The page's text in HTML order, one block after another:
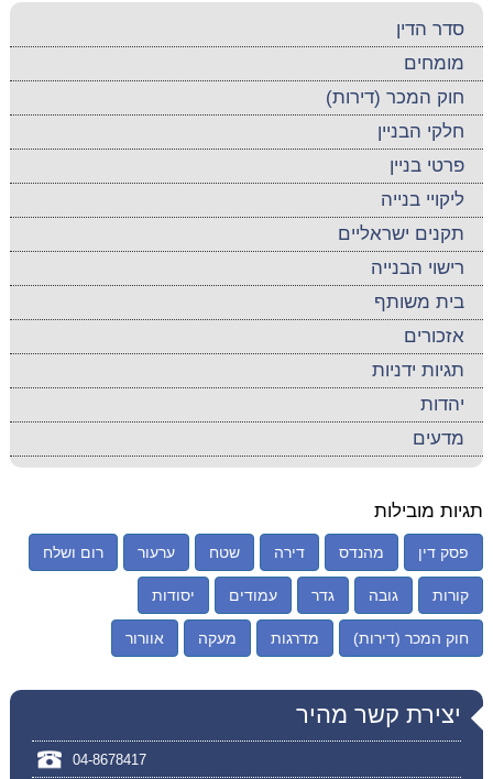
סדר הדין
מומחים
חוק המכר (דירות)
חלקי הבניין
פרטי בניין
ליקויי בנייה
תקנים ישראליים
רישוי הבנייה
בית משותף
אזכורים
תגיות ידניות
יהדות
מדעים
תגיות מובילות
פסק דין מהנדס דירה שטח ערעור רום ושלח
קורות גובה גדר עמודים יסודות
חוק המכר (דירות) מדרגות מעקה אוורור
יצירת קשר מהיר
04-8678417